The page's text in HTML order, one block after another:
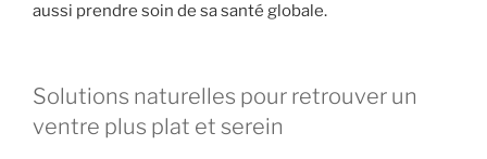
aussi prendre soin de sa santé globale.
Solutions naturelles pour retrouver un
ventre plus plat et serein